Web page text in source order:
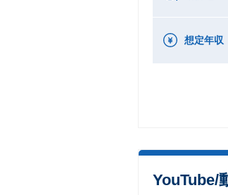
想定年収
YouTube/